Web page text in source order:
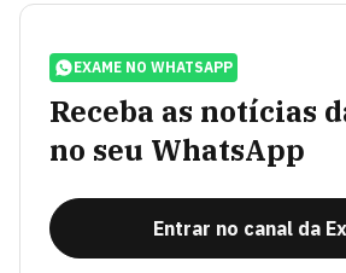
EXAME NO WHATSAPP
Receba as notícias
no seu WhatsApp
Entrar no canal da